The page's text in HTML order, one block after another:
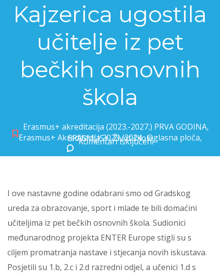
Kajzerica ugostila
učitelje iz pet
bečkih osnovnih
škola
Erasmus+ akreditacija (2023.-2027.) PRVA GODINA,
Erasmus+ Akreditacija 2023./2024.,Oglasna ploča,
ERASMUS+,Život škole
Komentari isključeniza Kajzerica ugostila učitelje iz pet bečkih osnovnih škola
I ove nastavne godine odabrani smo od Gradskog
ureda za obrazovanje, sport i mlade te bili domaćini
učiteljima iz pet bečkih osnovnih škola. Sudionici
međunarodnog projekta ENTER Europe stigli su s
ciljem promatranja nastave i stjecanja novih iskustava.
Posjetili su 1.b, 2.c i 2.d razredni odjel, a učenici 1.d s